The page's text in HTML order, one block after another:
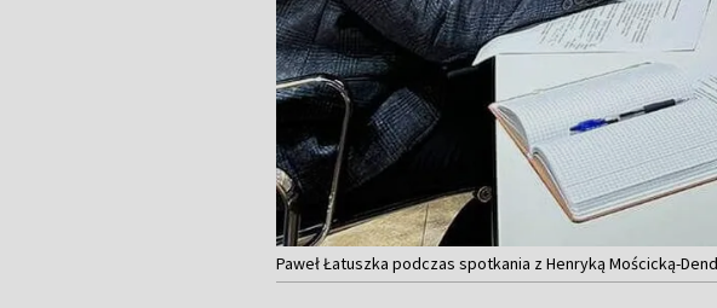
Paweł Łatuszka podczas spotkania z Henryką Mościcką-